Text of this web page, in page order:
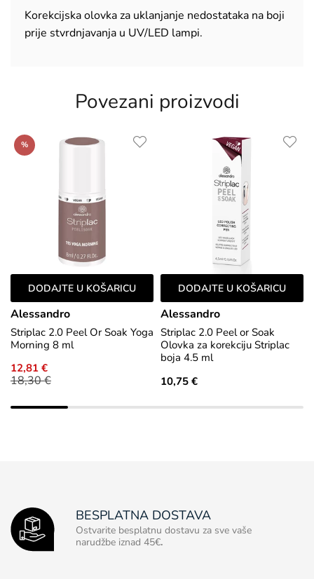
Korekcijska olovka za uklanjanje nedostataka na boji
prije stvrdnjavanja u UV/LED lampi.
Povezani proizvodi
%
DODAJTE U KOŠARICU
Alessandro
Striplac 2.0 Peel Or Soak Yoga
Morning 8 ml
12,81 €
18,30 €
DODAJTE U KOŠARICU
Alessandro
Striplac 2.0 Peel or Soak
Olovka za korekciju Striplac
boja 4.5 ml
10,75 €
BESPLATNA DOSTAVA
Ostvarite besplatnu dostavu za sve vaše
narudžbe iznad 45€.